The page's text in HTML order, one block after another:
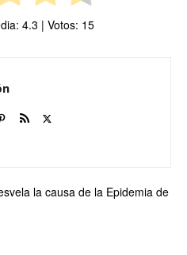
4.3 | Votos: 15
la causa de la Epidemia de